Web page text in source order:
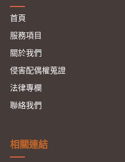
首頁
服務項目
關於我們
侵害配偶權蒐證
法律專欄
聯絡我們
相關連結